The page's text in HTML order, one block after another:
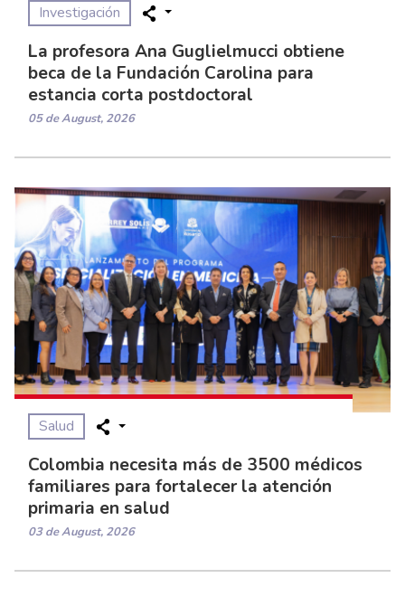
Investigación
La profesora Ana Guglielmucci obtiene
beca de la Fundación Carolina para
estancia corta postdoctoral
05 de August, 2026
Salud
Colombia necesita más de 3500 médicos
familiares para fortalecer la atención
primaria en salud
03 de August, 2026